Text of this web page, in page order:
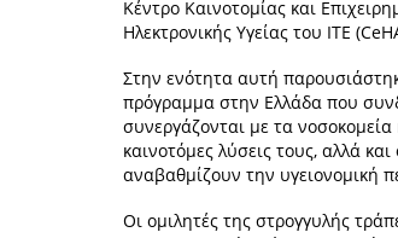
Κέντρο Καινοτομίας και
Ηλεκτρονικής Υγείας του ΙΤΕ
Στην ενότητα αυτή
πρόγραμμα στην Ελλάδα που
συνεργάζονται με τα νοσοκομεία
καινοτόμες λύσεις τους, αλλά
αναβαθμίζουν την υγειονομική
Οι ομιλητές της στρογγυλής